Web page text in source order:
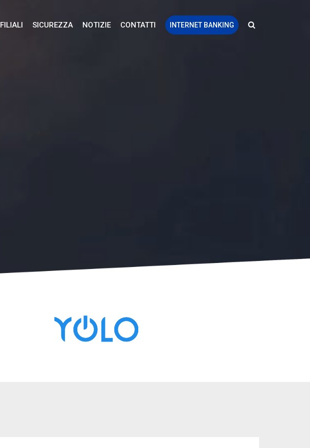
FILIALI SICUREZZA NOTIZIE CONTATTI INTERNET BANKING